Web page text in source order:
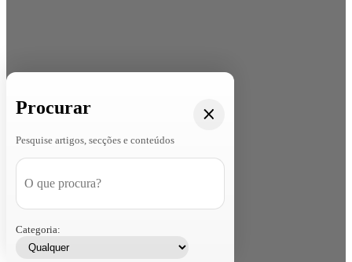
Procurar
Pesquise artigos, secções e conteúdos
Categoria: